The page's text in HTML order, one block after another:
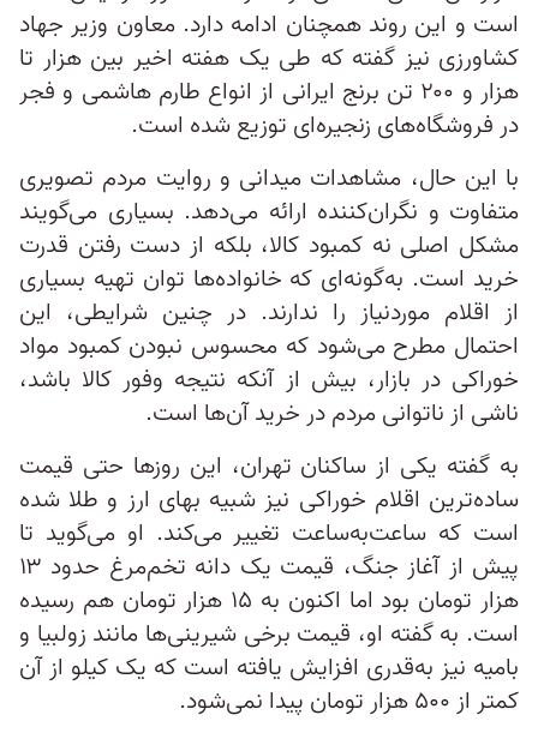
است و این روند همچنان ادامه دارد. معاون وزیر جهاد
کشاورزی نیز گفته که طی یک هفته اخیر بین هزار تا
هزار و ۲۰۰ تن برنج ایرانی از انواع طارم هاشمی و فجر
در فروشگاه‌های زنجیره‌ای توزیع شده است.
با این حال، مشاهدات میدانی و روایت مردم تصویری
متفاوت و نگران‌کننده ارائه می‌دهد. بسیاری می‌گویند
مشکل اصلی نه کمبود کالا، بلکه از دست رفتن قدرت
خرید است. به‌گونه‌ای که خانواده‌ها توان تهیه بسیاری
از اقلام موردنیاز را ندارند. در چنین شرایطی، این
احتمال مطرح می‌شود که محسوس نبودن کمبود مواد
خوراکی در بازار، بیش از آنکه نتیجه وفور کالا باشد،
ناشی از ناتوانی مردم در خرید آن‌ها است.
به گفته یکی از ساکنان تهران، این روزها حتی قیمت
ساده‌ترین اقلام خوراکی نیز شبیه بهای ارز و طلا شده
است که ساعت‌به‌ساعت تغییر می‌کند. او می‌گوید تا
پیش از آغاز جنگ، قیمت یک دانه تخم‌مرغ حدود ۱۳
هزار تومان بود اما اکنون به ۱۵ هزار تومان هم رسیده
است. به گفته او، قیمت برخی شیرینی‌ها مانند زولبیا و
بامیه نیز به‌قدری افزایش یافته است که یک کیلو از آن
کمتر از ۵۰۰ هزار تومان پیدا نمی‌شود.